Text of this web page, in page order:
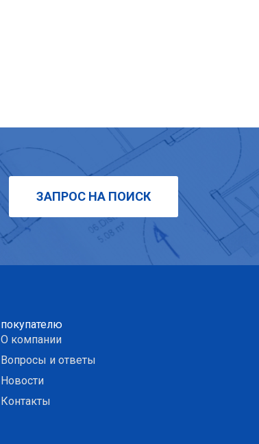
ЗАПРОС НА ПОИСК
покупателю
О компании
Вопросы и ответы
Новости
Контакты